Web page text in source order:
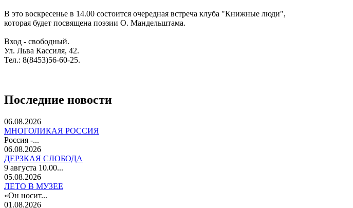
В это воскресенье в 14.00 состоится очередная встреча клуба "Книжные люди",
которая будет посвящена поэзии О. Мандельштама.
Вход - свободный.
Ул. Льва Кассиля, 42.
Тел.: 8(8453)56-60-25.
Последние новости
06.08.2026
МНОГОЛИКАЯ РОССИЯ
Россия -...
06.08.2026
ДЕРЗКАЯ СЛОБОДА
9 августа 10.00...
05.08.2026
ЛЕТО В МУЗЕЕ
«Он носит...
01.08.2026